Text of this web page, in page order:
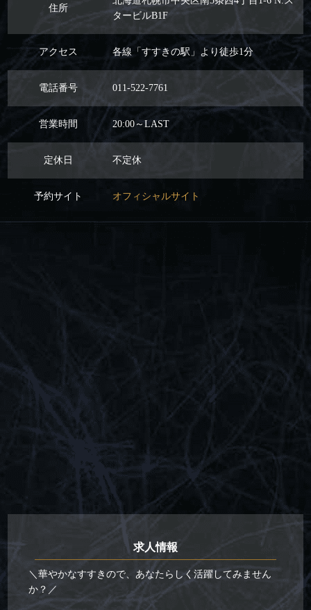
住所
タービルB1F
アクセス 各線「すすきの駅」より徒歩1分
電話番号 011-522-7761
営業時間 20:00～LAST
定休日 不定休
予約サイト オフィシャルサイト
求人情報
＼華やかなすすきので、あなたらしく活躍してみません
か？／